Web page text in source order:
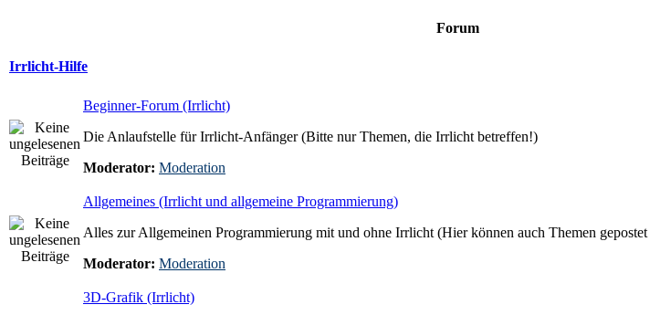
Forum
Irrlicht-Hilfe
Beginner-Forum (Irrlicht)
Die Anlaufstelle für Irrlicht-Anfänger (Bitte nur Themen, die Irrlicht betreffen!)
Moderator: Moderation
Allgemeines (Irrlicht und allgemeine Programmierung)
Alles zur Allgemeinen Programmierung mit und ohne Irrlicht (Hier können auch Themen
Moderator: Moderation
3D-Grafik (Irrlicht)